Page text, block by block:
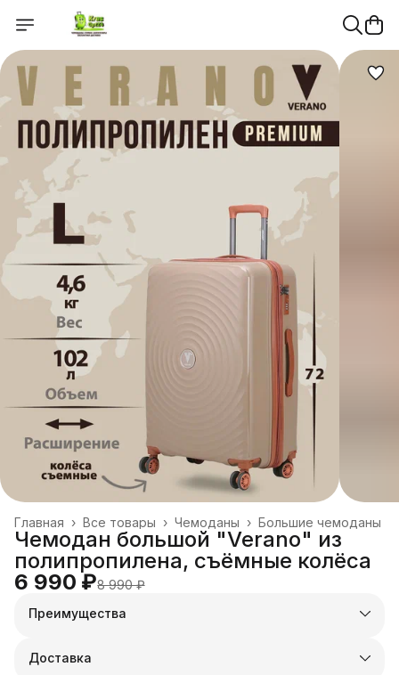
Большие чемоданы
Чемоданы ›
Все товары ›
Главная ›
Чемодан большой "Verano" из
полипропилена, съёмные колёса
6 990 ₽8 990 ₽
Преимущества
Оплата частями в Сплит
Удобный возврат
Доставка